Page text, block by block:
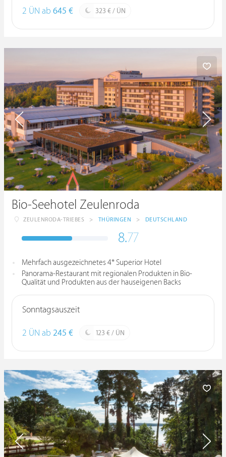
2 ÜN ab 645 € 323 € / ÜN
Bio-Seehotel Zeulenroda
ZEULENRODA-TRIEBES > THÜRINGEN > DEUTSCHLAND
8.77
Mehrfach ausgezeichnetes 4* Superior Hotel
Panorama-Restaurant mit regionalen Produkten in Bio-
Qualität und Produkten aus der hauseigenen Backs
Sonntagsauszeit
2 ÜN ab 245 € 123 € / ÜN